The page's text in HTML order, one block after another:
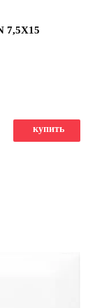
7,5X15
купить